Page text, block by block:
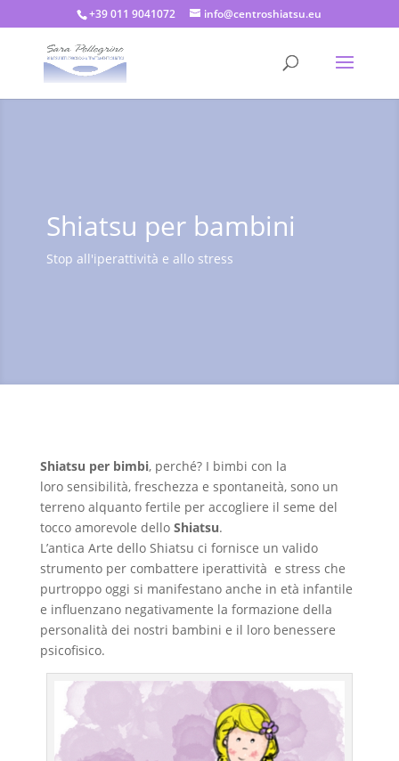
+39 011 9041072 info@centroshiatsu.eu
Shiatsu per bambini
Stop all'iperattività e allo stress
Shiatsu per bimbi, perché? I bimbi con la
loro sensibilità, freschezza e spontaneità, sono un
terreno alquanto fertile per accogliere il seme del
tocco amorevole dello Shiatsu.
L’antica Arte dello Shiatsu ci fornisce un valido
strumento per combattere iperattività e stress che
purtroppo oggi si manifestano anche in età infantile
e influenzano negativamente la formazione della
personalità dei nostri bambini e il loro benessere
psicofisico.